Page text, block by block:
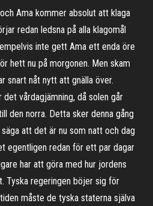
Ama kommer absolut att klaga
redan ledsna på alla klagomål
inte gett Ama ett enda öre
hett nu på morgonen. Men skam
snart nåt nytt att gnälla över.
vårdagjämning, då solen går
den norra. Detta sker denna gång
att det är nu som natt och dag
egentligen redan för ett par dagar
har att göra med hur jordens
Tyska regeringen böjer sig för
måste de tyska staterna själva